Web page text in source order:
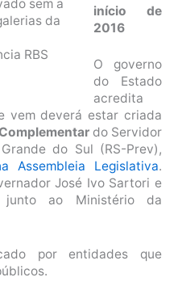
sem a
da
RBS
início de
2016
O governo
do Estado
acredita
vem deverá estar criada
do Servidor
do Sul (RS-Prev),
Assembleia Legislativa.
José Ivo Sartori e
junto ao Ministério da
por entidades que